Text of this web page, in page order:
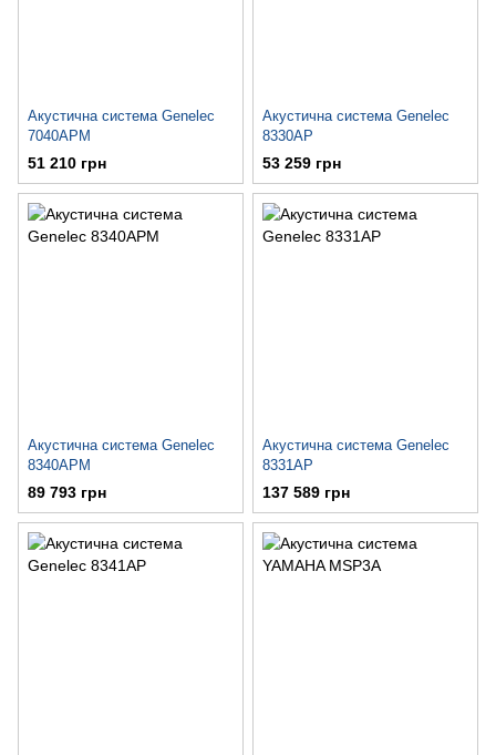
Акустична система Genelec
7040APM
51 210 грн
Акустична система Genelec
8330AP
53 259 грн
Акустична система Genelec
8340APM
89 793 грн
Акустична система Genelec
8331AP
137 589 грн